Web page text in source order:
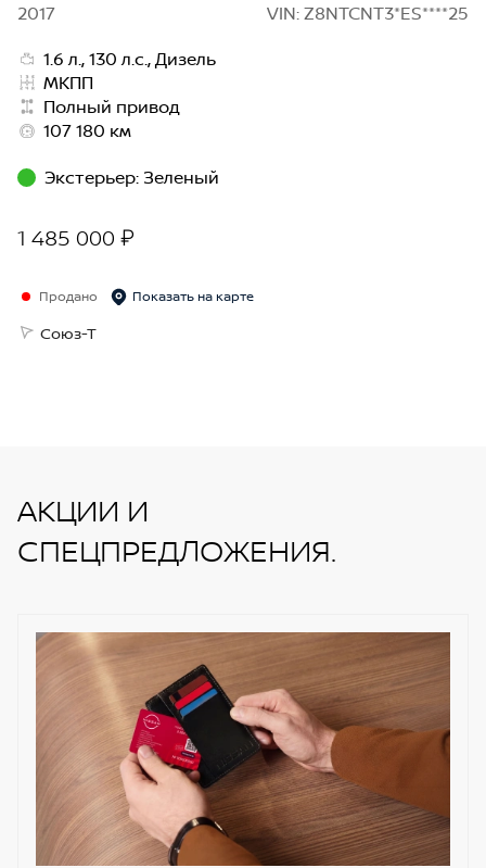
2017
VIN: Z8NTCNT3*ES****25
1.6 л., 130 л.с., Дизель
МКПП
Полный привод
107 180 км
Экстерьер: Зеленый
1 485 000 ₽
Продано Показать на карте
Союз-Т
АКЦИИ И
СПЕЦПРЕДЛОЖЕНИЯ.